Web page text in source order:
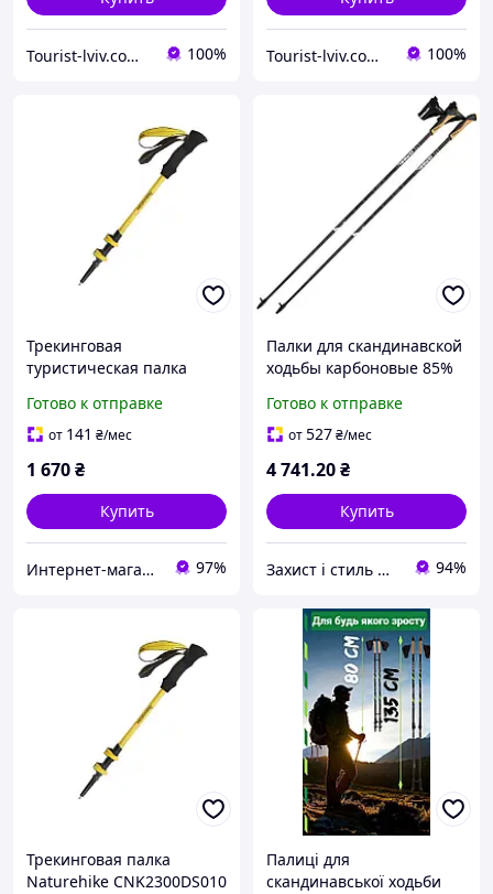
Tourist-lviv.com.ua 100% Tourist-lviv.com.ua 100%
Трекинговая
туристическая палка
(100 см) Желтая
Готово к отправке
от 141 ₴/мес
1 670₴
Купить
Интернет-магазин Итакшоп 97%
Палки для скандинавской
ходьбы карбоновые 85%
наконечниками Dual
Spike
Готово к отправке
от527₴/мес
4 741.20₴
Купить
Захист і стиль — в одному магазині 94%
Трекинговая палка
Naturehike CNK2300DS010
Палиці для
скандинавської ходьби